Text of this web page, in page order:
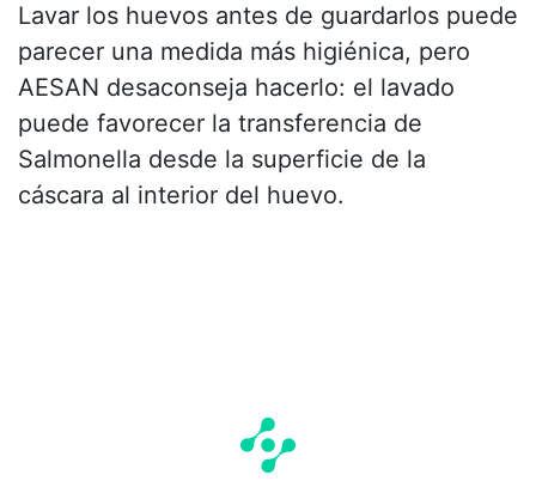
Lavar los huevos antes de guardarlos puede
parecer una medida más higiénica, pero
AESAN desaconseja hacerlo: el lavado
puede favorecer la transferencia de
Salmonella desde la superficie de la
cáscara al interior del huevo.